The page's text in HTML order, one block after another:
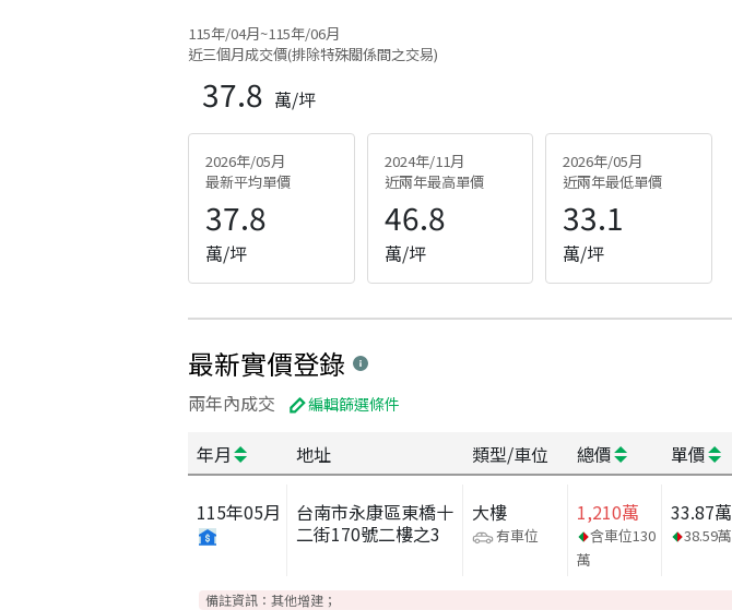
115年/04月~115年/06月
近三個月成交價(排除特殊關係間之交易)
37.8 萬/坪
2026年/05月
最新平均單價
37.8
萬/坪
2024年/11月
近兩年最高單價
46.8
萬/坪
2026年/05月
近兩年最低單價
33.1
萬/坪
最新實價登錄
兩年內成交 編輯篩選條件
年月 地址 類型/車位 總價 單價
115年05月
台南市永康區東橋十
二街170號二樓之3
大樓
有車位
1,210萬
含車位130
萬
33.87萬
38.59萬
備註資訊： 其他增建；